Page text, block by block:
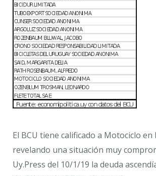
El BCU tiene calificado a Motociclo en
revelando una situación muy
Uy.Press del 10/1/19 la deuda